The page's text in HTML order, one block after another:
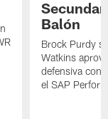
Balón
Brock Purdy
Watkins
defensiva
el SAP